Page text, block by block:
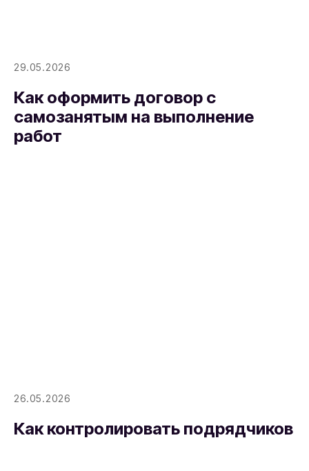
29.05.2026
Как оформить договор с
самозанятым на выполнение
работ
26.05.2026
Как контролировать подрядчиков